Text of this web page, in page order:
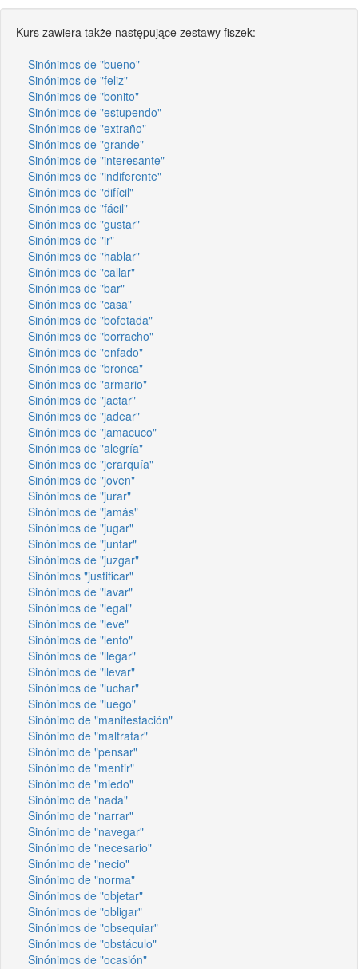
Kurs zawiera także następujące zestawy fiszek:
Sinónimos de "bueno"
Sinónimos de "feliz"
Sinónimos de "bonito"
Sinónimos de "estupendo"
Sinónimos de "extraño"
Sinónimos de "grande"
Sinónimos de "interesante"
Sinónimos de "indiferente"
Sinónimos de "difícil"
Sinónimos de "fácil"
Sinónimos de "gustar"
Sinónimos de "ir"
Sinónimos de "hablar"
Sinónimos de "callar"
Sinónimos de "bar"
Sinónimos de "casa"
Sinónimos de "bofetada"
Sinónimos de "borracho"
Sinónimos de "enfado"
Sinónimos de "bronca"
Sinónimos de "armario"
Sinónimos de "jactar"
Sinónimos de "jadear"
Sinónimos de "jamacuco"
Sinónimos de "alegría"
Sinónimos de "jerarquía"
Sinónimos de "joven"
Sinónimos de "jurar"
Sinónimos de "jamás"
Sinónimos de "jugar"
Sinónimos de "juntar"
Sinónimos de "juzgar"
Sinónimos "justificar"
Sinónimos de "lavar"
Sinónimos de "legal"
Sinónimos de "leve"
Sinónimos de "lento"
Sinónimos de "llegar"
Sinónimos de "llevar"
Sinónimos de "luchar"
Sinónimos de "luego"
Sinónimo de "manifestación"
Sinónimo de "maltratar"
Sinónimo de "pensar"
Sinónimo de "mentir"
Sinónimo de "miedo"
Sinónimo de "nada"
Sinónimo de "narrar"
Sinónimo de "navegar"
Sinónimo de "necesario"
Sinónimo de "necio"
Sinónimo de "norma"
Sinónimos de "objetar"
Sinónimos de "obligar"
Sinónimos de "obsequiar"
Sinónimos de "obstáculo"
Sinónimos de "ocasión"